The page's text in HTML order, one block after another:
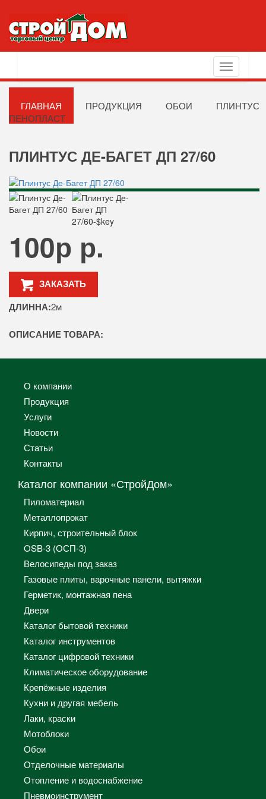
Toggle
navigation
ГЛАВНАЯ ПРОДУКЦИЯ ОБОИ
ПЛИНТУС
ПЕНОПЛАСТ
ПЛИНТУС ДЕ-БАГЕТ ДП 27/60
100р р.
ЗАКАЗАТЬ
ДЛИННА:2м
ОПИСАНИЕ ТОВАРА:
О компании
Продукция
Услуги
Новости
Статьи
Контакты
Каталог компании «СтройДом»
Пиломатериал
Металлопрокат
Кирпич, строительный блок
OSB-3 (ОСП-3)
Велосипеды под заказ
Газовые плиты, варочные панели, вытяжки
Герметик, монтажная пена
Двери
Каталог бытовой техники
Каталог инструментов
Каталог цифровой техники
Климатическое оборудование
Крепёжные изделия
Кухни и другая мебель
Лаки, краски
Мотоблоки
Обои
Отделочные материалы
Отопление и водоснабжение
Пневмоинструмент